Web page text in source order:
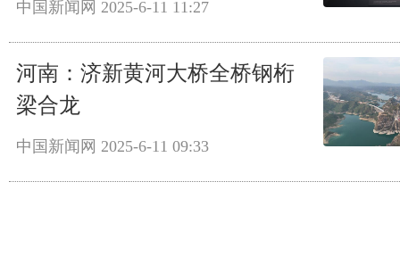
中国新闻网 2025-6-11 11:27
河南：济新黄河大桥全桥钢桁
梁合龙
中国新闻网 2025-6-11 09:33